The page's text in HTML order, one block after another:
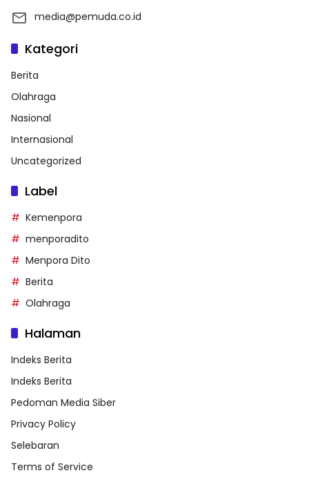
media@pemuda.co.id
Kategori
Berita
Olahraga
Nasional
Internasional
Uncategorized
Label
Kemenpora
menporadito
Menpora Dito
Berita
Olahraga
Halaman
Indeks Berita
Indeks Berita
Pedoman Media Siber
Privacy Policy
Selebaran
Terms of Service